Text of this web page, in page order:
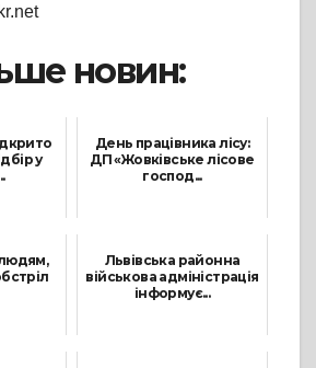
новин:
у
День працівника лісу:
ДП «Жовківське лісове
господ...
Львівська районна
військова адміністрація
інформує...